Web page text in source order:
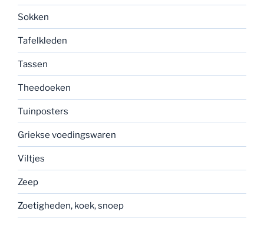
Sokken
Tafelkleden
Tassen
Theedoeken
Tuinposters
Griekse voedingswaren
Viltjes
Zeep
Zoetigheden, koek, snoep